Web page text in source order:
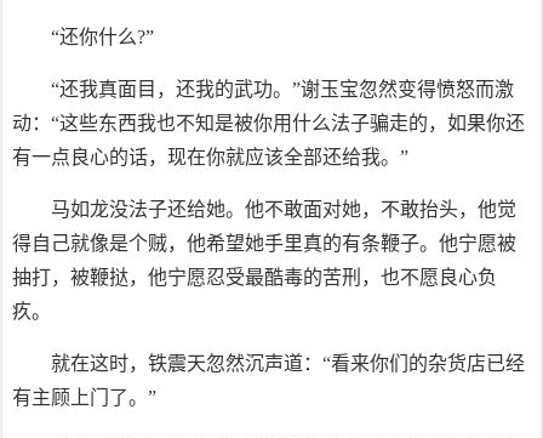
“还你什么?”
“还我真面目，还我的武功。”谢玉宝忽然变得愤怒而激
动：“这些东西我也不知是被你用什么法子骗走的，如果你还
有一点良心的话，现在你就应该全部还给我。”
马如龙没法子还给她。他不敢面对她，不敢抬头，他觉
得自己就像是个贼，他希望她手里真的有条鞭子。他宁愿被
抽打，被鞭挞，他宁愿忍受最酷毒的苦刑，也不愿良心负
疚。
就在这时，铁震天忽然沉声道：“看来你们的杂货店已经
有主顾上门了。”